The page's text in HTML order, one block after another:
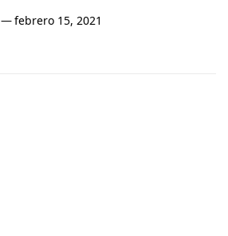
—febrero 15, 2021